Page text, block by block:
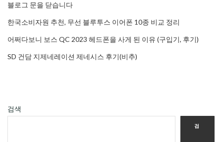
블로그 문을 닫습니다
한국소비자원 추천, 무선 블루투스 이어폰 10종 비교 정리
어쩌다보니 보스 QC 2023 헤드폰을 사게 된 이유 (구입기, 후기)
SD 건담 지제네레이션 제네시스 후기(비추)
검색
검